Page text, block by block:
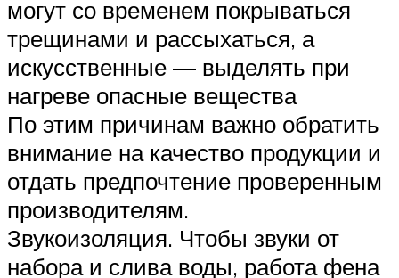
могут со временем покрываться
трещинами и рассыхаться, а
искусственные — выделять при
нагреве опасные вещества
По этим причинам важно обратить
внимание на качество продукции и
отдать предпочтение проверенным
производителям.
Звукоизоляция. Чтобы звуки от
набора и слива воды, работа фена